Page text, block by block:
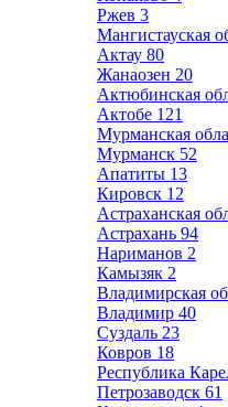
Ржев 3
Мангистауская
Актау 80
Жанаозен 20
Актюбинская
Актобе 121
Мурманская
Мурманск 52
Апатиты 13
Кировск 12
Астраханская
Астрахань 94
Нариманов 2
Камызяк 2
Владимирская
Владимир 40
Суздаль 23
Ковров 18
Республика
Петрозаводск 61